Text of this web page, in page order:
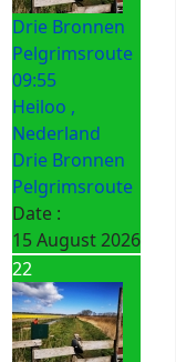
Drie Bronnen
Pelgrimsroute
09:55
Heiloo ,
Nederland
Drie Bronnen
Pelgrimsroute
Date :
15 August 2026
22